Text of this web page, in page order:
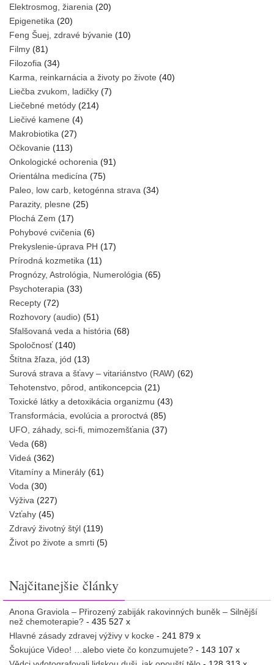
Elektrosmog, žiarenia (20)
Epigenetika (20)
Feng Šuej, zdravé bývanie (10)
Filmy (81)
Filozofia (34)
Karma, reinkarnácia a životy po živote (40)
Liečba zvukom, ladičky (7)
Liečebné metódy (214)
Liečivé kamene (4)
Makrobiotika (27)
Očkovanie (113)
Onkologické ochorenia (91)
Orientálna medicína (75)
Paleo, low carb, ketogénna strava (34)
Parazity, plesne (25)
Plochá Zem (17)
Pohybové cvičenia (6)
Prekyslenie-úprava PH (17)
Prírodná kozmetika (11)
Prognózy, Astrológia, Numerológia (65)
Psychoterapia (33)
Recepty (72)
Rozhovory (audio) (51)
Sfalšovaná veda a história (68)
Spoločnosť(140)
Štítna žľaza, jód (13)
Surová strava a šťavy – vitariánstvo (RAW) (62)
Tehotenstvo, pôrod, antikoncepcia (21)
Toxické látky a detoxikácia organizmu (43)
Transformácia, evolúcia a proroctvá (85)
UFO, záhady, sci-fi, mimozemšťania (37)
Veda (68)
Videá (362)
Vitamíny a Minerály (61)
Voda (30)
Výživa (227)
Vzťahy (45)
Zdravý životný štýl (119)
Život po živote a smrti (5)
Najčitanejšie články
Anona Graviola – Přirozený zabiják rakovinných buněk – Silnější
než chemoterapie? - 435 527 x
Hlavné zásady zdravej výživy v kocke - 241 879 x
Šokujúce Video! …alebo viete čo konzumujete? - 143 107 x